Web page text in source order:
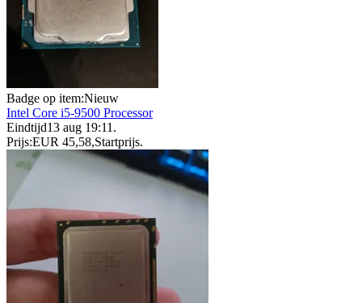
Badge op item:Nieuw
Intel Core i5-9500 Processor
Eindtijd13 aug 19:11 .
Prijs:EUR 45,58,Startprijs.